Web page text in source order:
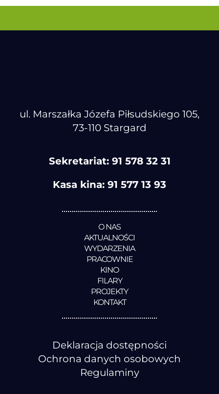
ul. Marszałka Józefa Piłsudskiego 105,
73-110 Stargard
Sekretariat: 91 578 32 31
Kasa kina: 91 577 13 93
O NAS
AKTUALNOŚCI
WYDARZENIA
PRACOWNIE
KINO
FILARY
PROJEKTY
KONTAKT
Deklaracja dostępności
Ochrona danych osobowych
Regulaminy